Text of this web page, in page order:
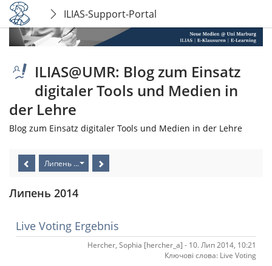
ILIAS-Support-Portal
ILIAS@UMR: Blog zum Einsatz
digitaler Tools und Medien in
der Lehre
Blog zum Einsatz digitaler Tools und Medien in der Lehre
Липень 2014
Липень 2014
Live Voting Ergebnis
Hercher, Sophia [hercher_a] - 10. Лип 2014, 10:21
Ключові слова: Live Voting